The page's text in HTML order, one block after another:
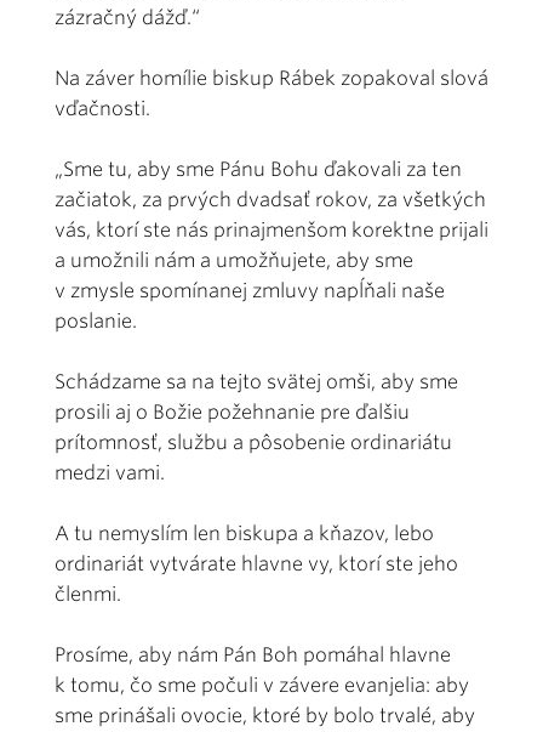
zázračný dážď.“
Na záver homílie biskup Rábek zopakoval slová
vďačnosti.
„Sme tu, aby sme Pánu Bohu ďakovali za ten
začiatok, za prvých dvadsať rokov, za všetkých
vás, ktorí ste nás prinajmenšom korektne prijali
a umožnili nám a umožňujete, aby sme
v zmysle spomínanej zmluvy napĺňali naše
poslanie.
Schádzame sa na tejto svätej omši, aby sme
prosili aj o Božie požehnanie pre ďalšiu
prítomnosť, službu a pôsobenie ordinariátu
medzi vami.
A tu nemyslím len biskupa a kňazov, lebo
ordinariát vytvárate hlavne vy, ktorí ste jeho
členmi.
Prosíme, aby nám Pán Boh pomáhal hlavne
k tomu, čo sme počuli v závere evanjelia: aby
sme prinášali ovocie, ktoré by bolo trvalé, aby